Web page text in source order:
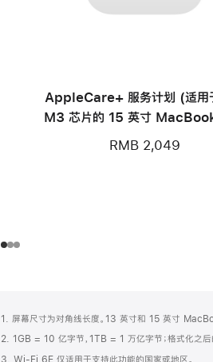
AppleCare+ 服务计划 (适用
M3 芯片的 15 英寸
RMB 2,049
页
注
1. 屏幕尺寸为对角线长度。13 英寸和 15 英寸
2. 1GB = 10 亿字节，1TB = 1 万亿字节；格式化之后
3. Wi-Fi 6E 仅适用于支持此功能的国家或地区。